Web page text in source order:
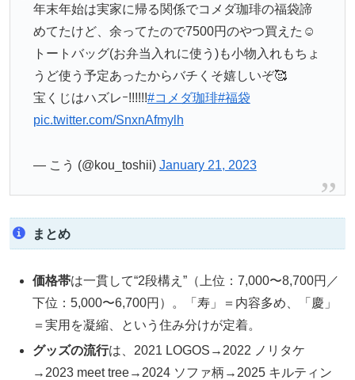
年末年始は実家に帰る関係でコメダ珈琲の福袋諦
めてたけど、余ってたので7500円のやつ買えた☺️
トートバッグ(お弁当入れに使う)も小物入れもちょ
うど使う予定あったからバチくそ嬉しいぞ🥰
宝くじはハズレｰ!!!!!!#コメダ珈琲#福袋
pic.twitter.com/SnxnAfmylh
— こう (@kou_toshii) January 21, 2023
まとめ
価格帯は一貫して“2段構え”（上位：7,000〜8,700円／
下位：5,000〜6,700円）。「寿」＝内容多め、「慶」
＝実用を凝縮、という住み分けが定着。
グッズの流行は、2021 LOGOS→2022 ノリタケ
→2023 meet tree→2024 ソファ柄→2025 キルティン